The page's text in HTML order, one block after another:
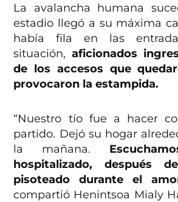
La avalancha humana
estadio llegó a su máxima
había fila en las
situación,aficionados
de los accesos que
provocaron la estampida.
“Nuestro tío fue a hacer
partido. Dejó su hogar
la mañana.
hospitalizado, después
pisoteado durante el
compartió Henintsoa Mialy